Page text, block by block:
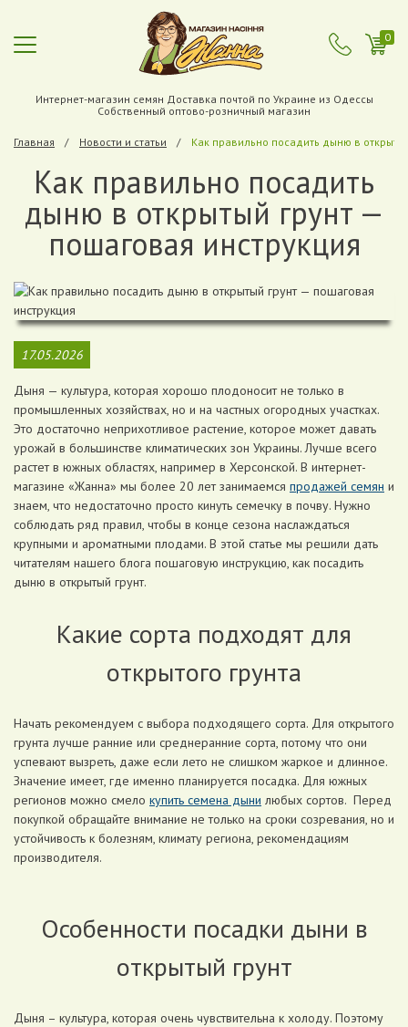
0
Интернет-магазин семян Доставка почтой по Украине из Одессы
Собственный оптово-розничный магазин
Главная Новости и статьи Как правильно посадить дыню в
Как правильно посадить
дыню в открытый грунт —
пошаговая инструкция
17.05.2026
Дыня — культура, которая хорошо плодоносит не только в
промышленных хозяйствах, но и на частных огородных участках.
Это достаточно неприхотливое растение, которое может давать
урожай в большинстве климатических зон Украины. Лучше всего
растет в южных областях, например в Херсонcкой. В интернет-
магазине «Жанна» мы более 20 лет занимаемся продажей семян и
знаем, что недостаточно просто кинуть семечку в почву. Нужно
соблюдать ряд правил, чтобы в конце сезона наслаждаться
крупными и ароматными плодами. В этой статье мы решили дать
читателям нашего блога пошаговую инструкцию, как посадить
дыню в открытый грунт.
Какие сорта подходят для
открытого грунта
Начать рекомендуем с выбора подходящего сорта. Для открытого
грунта лучше ранние или среднеранние сорта, потому что они
успевают вызреть, даже если лето не слишком жаркое и длинное.
Значение имеет, где именно планируется посадка. Для южных
регионов можно смело купить семена дыни любых сортов. Перед
покупкой обращайте внимание не только на сроки созревания, но и
устойчивость к болезням, климату региона, рекомендациям
производителя.
Особенности посадки дыни в
открытый грунт
Дыня – культура, которая очень чувствительна к холоду. Поэтому